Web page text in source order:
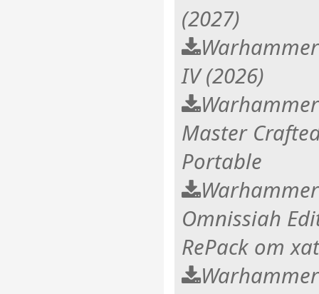
(2027)
IV (2026)
Master
Portable
Omnissiah
RePack от